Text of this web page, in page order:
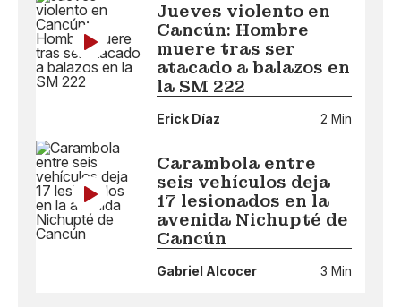
Jueves violento en
Cancún: Hombre
muere tras ser
atacado a balazos en
la SM 222
Erick Díaz 2 Min
Carambola entre
seis vehículos deja
17 lesionados en la
avenida Nichupté de
Cancún
Gabriel Alcocer 3 Min